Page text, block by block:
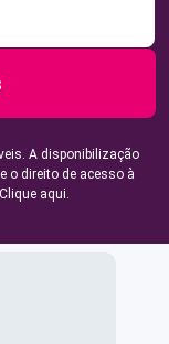
A disponibilização
o direito de acesso à
Clique aqui.